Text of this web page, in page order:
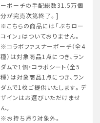
ーポーチの手配総数31.5万個
分が完売次第終了。]
※こちらの商品には「ぷちロー
コイン」はついておりません。
※コラボファスナーポーチ（全4
種）は対象商品1点につき、ラン
ダムで1個・コラボシート（全5
種）は対象商品1点につき、ラン
ダムで1枚ご提供いたします。デ
ザインはお選びいただけませ
ん。
※お持ち帰り対象外。